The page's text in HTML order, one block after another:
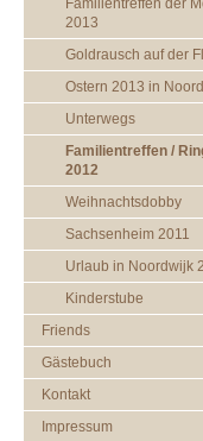
Familientreffen der
2013
Goldrausch auf der
Ostern 2013 in
Unterwegs
Familientreffen /
2012
Weihnachtsdobby
Sachsenheim 2011
Urlaub in Noordwijk
Kinderstube
Friends
Gästebuch
Kontakt
Impressum